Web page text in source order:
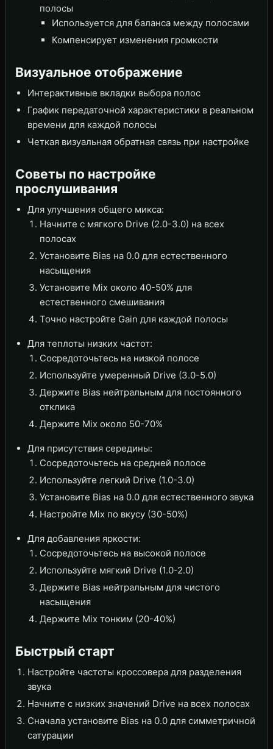
полосы
Используется для баланса между полосами
Компенсирует изменения громкости
Визуальное отображение
Интерактивные вкладки выбора полос
График передаточной характеристики в реальном
времени для каждой полосы
Четкая визуальная обратная связь при настройке
Советы по настройке
прослушивания
Для улучшения общего микса:
Начните с мягкого Drive (2.0-3.0) на всех
полосах
Установите Bias на 0.0 для естественного
насыщения
Установите Mix около 40-50% для
естественного смешивания
Точно настройте Gain для каждой полосы
Для теплоты низких частот:
Сосредоточьтесь на низкой полосе
Используйте умеренный Drive (3.0-5.0)
Держите Bias нейтральным для постоянного
отклика
Держите Mix около 50-70%
Для присутствия середины:
Сосредоточьтесь на средней полосе
Используйте легкий Drive (1.0-3.0)
Установите Bias на 0.0 для естественного звука
Настройте Mix по вкусу (30-50%)
Для добавления яркости:
Сосредоточьтесь на высокой полосе
Используйте мягкий Drive (1.0-2.0)
Держите Bias нейтральным для чистого
насыщения
Держите Mix тонким (20-40%)
Быстрый старт
Настройте частоты кроссовера для разделения
звука
Начните с низких значений Drive на всех полосах
Сначала установите Bias на 0.0 для симметричной
сатурации